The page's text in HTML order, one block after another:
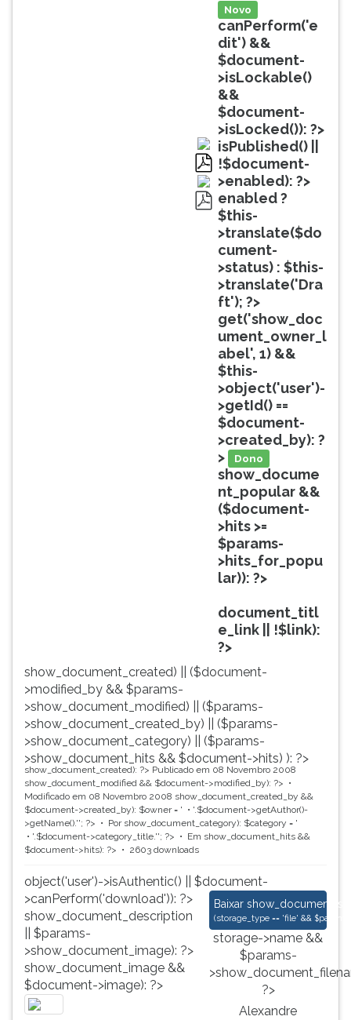
pdf
pdf
Novo
canPerform('e
dit') &&
$document-
>isLockable()
&&
$document-
>isLocked()): ?>
isPublished() ||
!$document-
>enabled): ?>
enabled ?
$this-
>translate($do
cument-
>status) : $this-
>translate('Dra
ft'); ?>
get('show_doc
ument_owner_l
abel', 1) &&
$this-
>object('user')-
>getId() ==
$document-
>created_by): ?
>
Dono
show_docume
nt_popular &&
($document-
>hits >=
$params-
>hits_for_popu
lar)): ?>
document_titl
e_link || !$link):
?>
show_document_created) || ($document-
>modified_by && $params-
>show_document_modified) || ($params-
>show_document_created_by) || ($params-
>show_document_category) || ($params-
>show_document_hits && $document->hits) ): ?>
show_document_created): ?> Publicado em 08 Novembro 2008
show_document_modified && $document->modified_by): ?>
Modificado em 08 Novembro 2008 show_document_created_by &&
$document->created_by): $owner = '
'.$document->getAuthor()-
>getName().''; ?> Por show_document_category): $category = '
'.$document->category_title.''; ?> Em show_document_hits &&
$document->hits): ?>
2603 downloads
object('user')->isAuthentic() || $document-
>canPerform('download')): ?>
Baixar Alexandre
(storage_type == 'file' &&
storage->name &&
$params-
?>
Alexandre
show_document_description
|| $params-
>show_document_image): ?>
show_document_image &&
$document->image): ?>